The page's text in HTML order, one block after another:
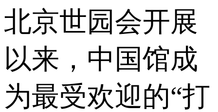
北京世园会开展
以来，中国馆成
为最受欢迎的“打